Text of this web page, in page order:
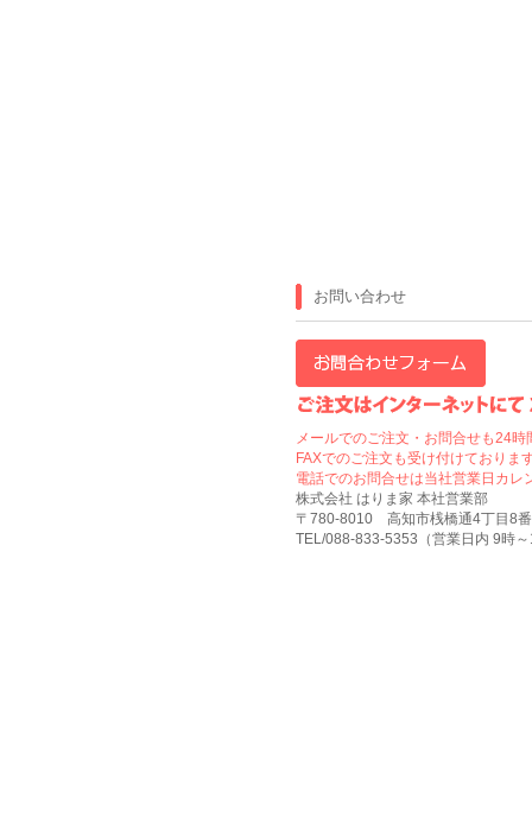
お問い合わせ
メールでのご注文・お問合せも24
FAXでのご注文も受け付けておりま
電話でのお問合せは当社営業日カレ
株式会社 はりま家 本社営業部
〒780-8010 高知市桟橋通4丁目8
TEL/088-833-5353（営業日内 9時